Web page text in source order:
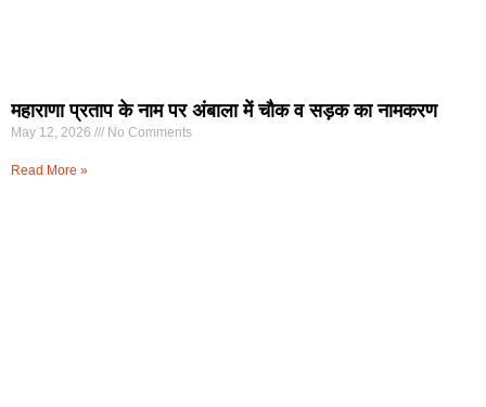
महाराणा प्रताप के नाम पर अंबाला में चौक व सड़क का नामकरण
May 12, 2026 No Comments
Read More »